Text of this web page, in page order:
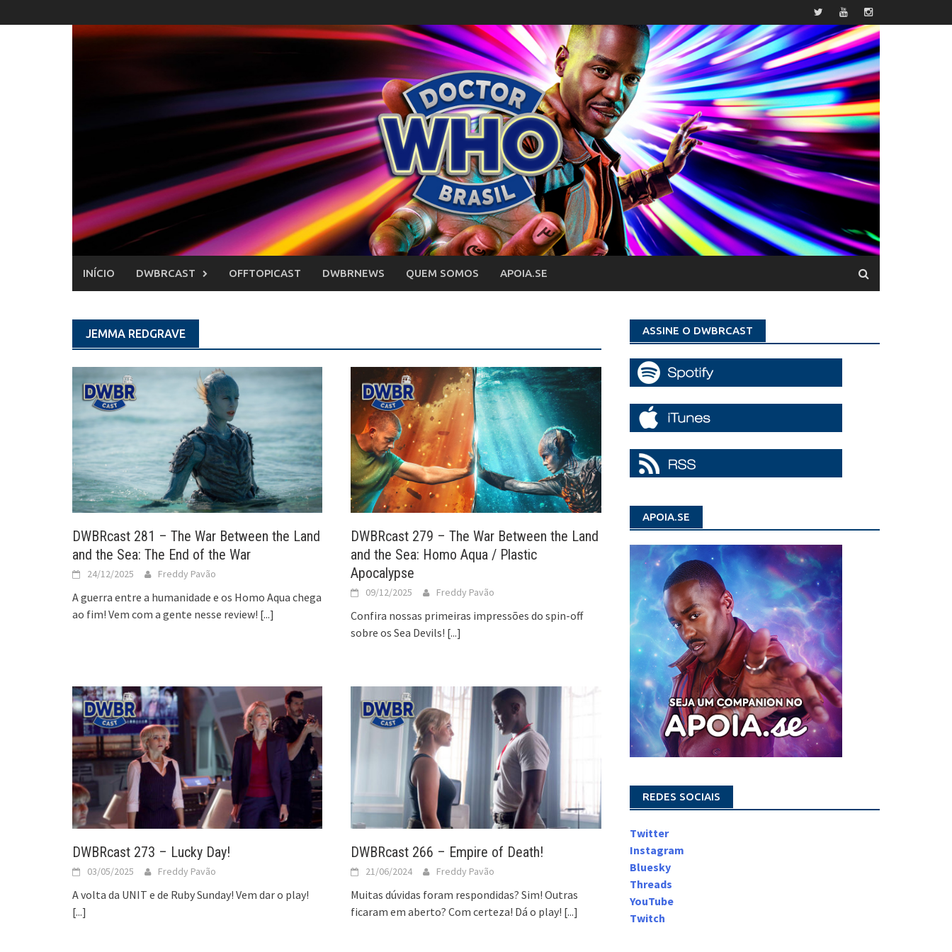
to
INÍCIO DWBRCAST OFFTOPICAST DWBRNEWS QUEM SOMOS APOIA.SE
JEMMA REDGRAVE
DWBRcast 281 – The War Between the Land
and the Sea: The End of the War
24/12/2025 Freddy Pavão
A guerra entre a humanidade e os Homo Aqua chega
ao fim! Vem com a gente nesse review! [...]
DWBRcast 279 – The War Between the Land
and the Sea: Homo Aqua / Plastic
Apocalypse
09/12/2025 Freddy Pavão
Confira nossas primeiras impressões do spin-off
sobre os Sea Devils! [...]
DWBRcast 273 – Lucky Day!
03/05/2025 Freddy Pavão
A volta da UNIT e de Ruby Sunday! Vem dar o play!
[...]
DWBRcast 266 – Empire of Death!
21/06/2024 Freddy Pavão
Muitas dúvidas foram respondidas? Sim! Outras
ficaram em aberto? Com certeza! Dá o play! [...]
ASSINE O DWBRCAST
APOIA.SE
REDES SOCIAIS
Twitter
Instagram
Bluesky
Threads
YouTube
Twitch